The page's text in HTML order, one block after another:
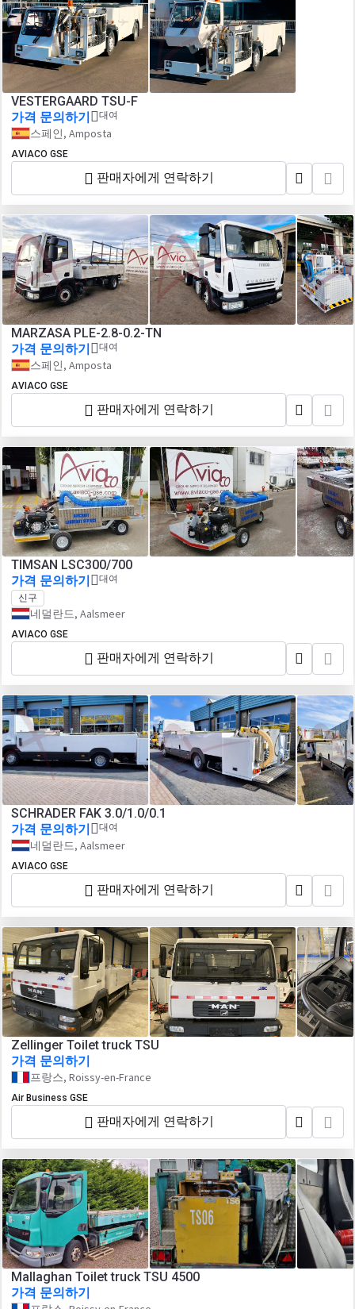
VESTERGAARD TSU-F
가격 문의하기
대여
스페인, Amposta
AVIACO GSE
판매자에게 연락하기
MARZASA PLE-2.8-0.2-TN
가격 문의하기
대여
스페인, Amposta
AVIACO GSE
판매자에게 연락하기
TIMSAN LSC300/700
가격 문의하기
대여
신구
네덜란드, Aalsmeer
AVIACO GSE
판매자에게 연락하기
SCHRADER FAK 3.0/1.0/0.1
가격 문의하기
대여
네덜란드, Aalsmeer
AVIACO GSE
판매자에게 연락하기
Zellinger Toilet truck TSU
가격 문의하기
프랑스, Roissy-en-France
Air Business GSE
판매자에게 연락하기
Mallaghan Toilet truck TSU 4500
가격 문의하기